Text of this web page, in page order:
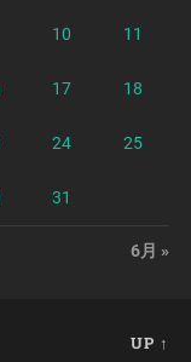
10 11
17 18
24 25
31
6月 »
UP ↑